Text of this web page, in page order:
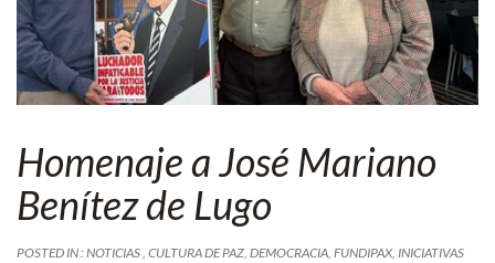
Homenaje a José Mariano
Benítez de Lugo
POSTED IN :NOTICIAS CULTURA DE PAZ DEMOCRACIA FUNDIPAX, INICIATIVAS